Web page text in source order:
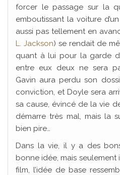
forcer le passage sur la
emboutissant la voiture
aussi pas tellement en
L. Jackson) se rendait de
quant à lui pour la garde
entre eux deux ne sera
Gavin aura perdu son
conviction, et Doyle sera
sa cause, évincé de la vie
démarre très mal, mais la
bien pire…
Dans la vie, il y a des
bonne idée, mais
film, l’idée de base